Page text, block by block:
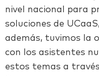
nivel nacional para
soluciones de
además, tuvimos la
con los asistentes
estos temas a